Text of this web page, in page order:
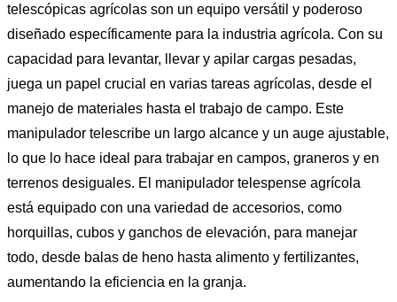
telescópicas agrícolas son un equipo versátil y poderoso
diseñado específicamente para la industria agrícola. Con su
capacidad para levantar, llevar y apilar cargas pesadas,
juega un papel crucial en varias tareas agrícolas, desde el
manejo de materiales hasta el trabajo de campo. Este
manipulador telescribe un largo alcance y un auge ajustable,
lo que lo hace ideal para trabajar en campos, graneros y en
terrenos desiguales. El manipulador telespense agrícola
está equipado con una variedad de accesorios, como
horquillas, cubos y ganchos de elevación, para manejar
todo, desde balas de heno hasta alimento y fertilizantes,
aumentando la eficiencia en la granja.